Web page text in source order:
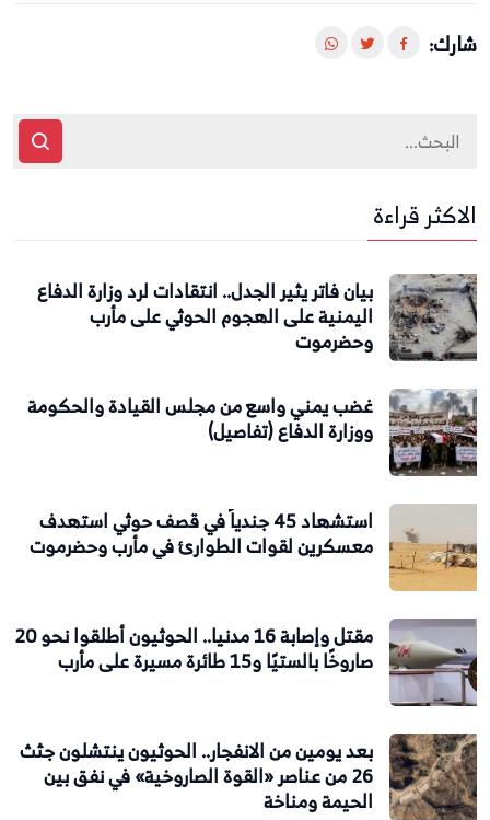
شارك:
الاكثر قراءة
بيان فاتر يثير الجدل.. انتقادات لرد وزارة الدفاع
اليمنية على الهجوم الحوثي على مأرب
وحضرموت
غضب يمني واسع من مجلس القيادة والحكومة
ووزارة الدفاع (تفاصيل)
استشهاد 45 جندياً في قصف حوثي استهدف
معسكرين لقوات الطوارئ في مأرب وحضرموت
مقتل وإصابة 16 مدنيا.. الحوثيون أطلقوا نحو 20
صاروخًا بالستيًا و15 طائرة مسيرة على مأرب
بعد يومين من الانفجار.. الحوثيون ينتشلون جثث
26 من عناصر «القوة الصاروخية» في نفق بين
الحيمة ومناخة